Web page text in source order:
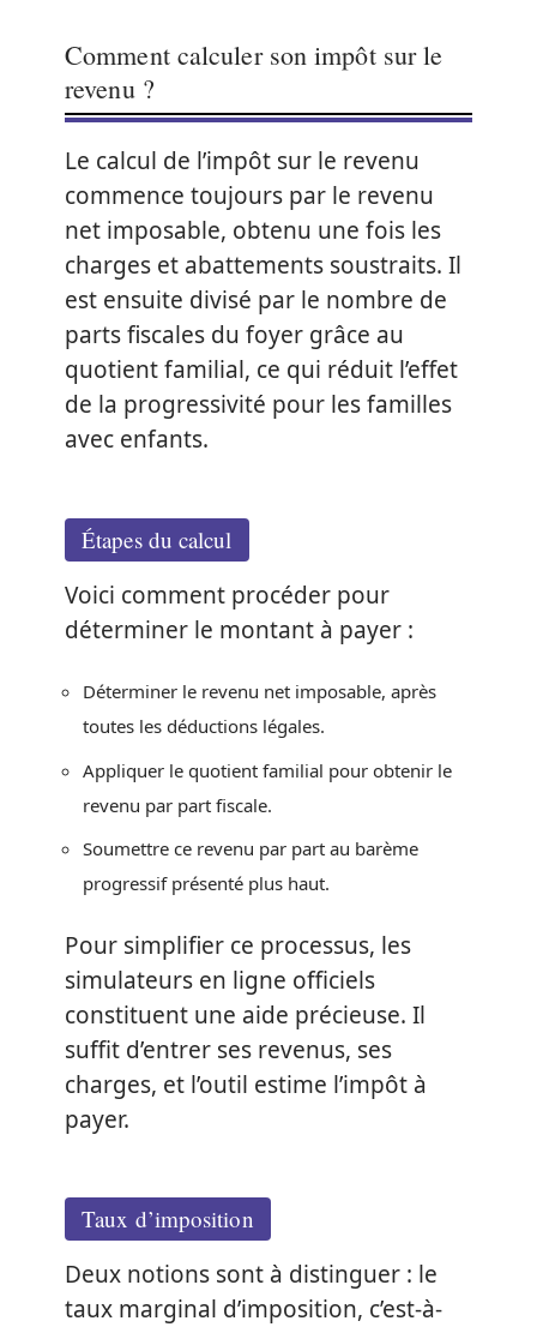
Comment calculer son impôt sur le
revenu ?
Le calcul de l’impôt sur le revenu
commence toujours par le revenu
net imposable, obtenu une fois les
charges et abattements soustraits. Il
est ensuite divisé par le nombre de
parts fiscales du foyer grâce au
quotient familial, ce qui réduit l’effet
de la progressivité pour les familles
avec enfants.
Étapes du calcul
Voici comment procéder pour
déterminer le montant à payer :
Déterminer le revenu net imposable, après
toutes les déductions légales.
Appliquer le quotient familial pour obtenir le
revenu par part fiscale.
Soumettre ce revenu par part au barème
progressif présenté plus haut.
Pour simplifier ce processus, les
simulateurs en ligne officiels
constituent une aide précieuse. Il
suffit d’entrer ses revenus, ses
charges, et l’outil estime l’impôt à
payer.
Taux d’imposition
Deux notions sont à distinguer : le
taux marginal d’imposition, c’est-à-